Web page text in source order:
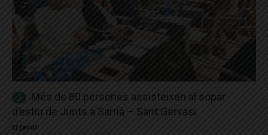
Més de 80 persones assisteixen al sopar
d’estiu de Junts a Sarrià – Sant Gervasi
El Jardí